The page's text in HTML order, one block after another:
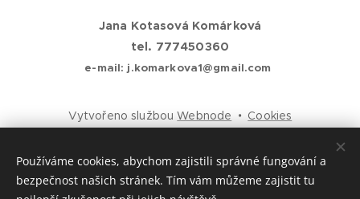
Jana Kotasová Komárková
tel. 777450360
e-mail: j.komarkova1@gmail.com
Vytvořeno službouWebnode Cookies
Čeština
English
Používáme cookies, abychom zajistili správné fungování a
bezpečnost našich stránek. Tím vám můžeme zajistit tu